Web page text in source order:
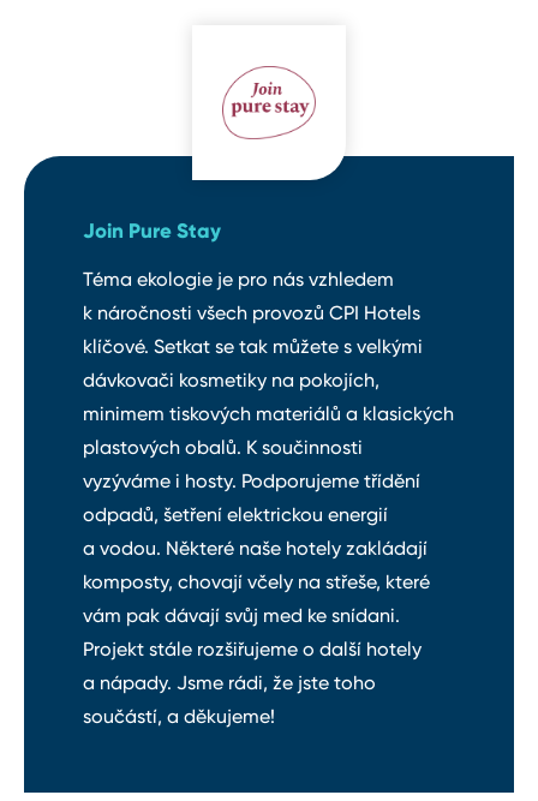
Join Pure Stay
Téma ekologie je pro nás vzhledem
k náročnosti všech provozů CPI Hotels
klíčové. Setkat se tak můžete s velkými
dávkovači kosmetiky na pokojích,
minimem tiskových materiálů a klasických
plastových obalů. K součinnosti
vyzýváme i hosty. Podporujeme třídění
odpadů, šetření elektrickou energií
a vodou. Některé naše hotely zakládají
komposty, chovají včely na střeše, které
vám pak dávají svůj med ke snídani.
Projekt stále rozšiřujeme o další hotely
a nápady. Jsme rádi, že jste toho
součástí, a děkujeme!